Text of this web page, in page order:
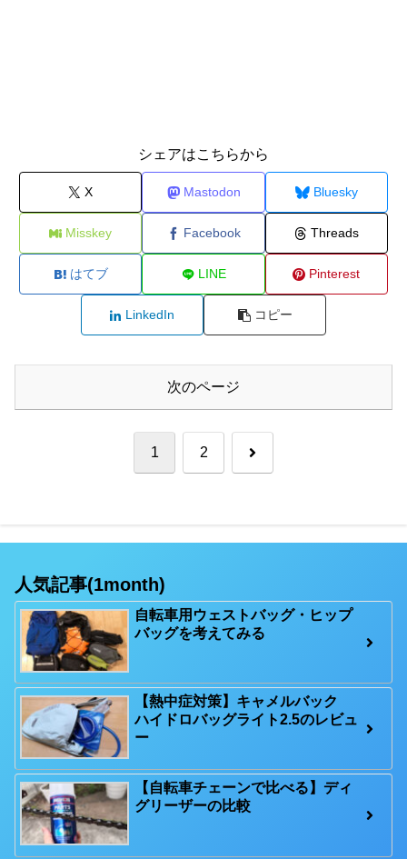
シェアはこちらから
X Mastodon Bluesky
Misskey Facebook Threads
はてブ LINE Pinterest
LinkedIn コピー
次のページ
1 2 次
人気記事(1month)
自転車用ウェストバッグ・ヒップ
バッグを考えてみる
【熱中症対策】キャメルバック
ハイドロバッグライト2.5のレビュ
ー
【自転車チェーンで比べる】ディ
グリーザーの比較